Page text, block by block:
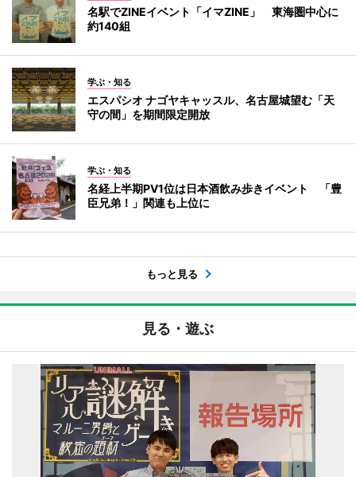
名駅でZINEイベント「イマZINE」 東海圏中心に
約140組
学ぶ・知る
エスパシオ ナゴヤキャッスル、名古屋城望む「天
守の間」を期間限定開放
学ぶ・知る
名経上半期PV1位は日本酒飲み歩きイベント 「豊
臣兄弟！」関連も上位に
もっと見る
見る・遊ぶ